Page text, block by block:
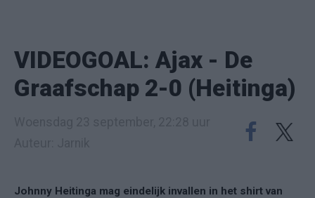
VIDEOGOAL: Ajax - De
Graafschap 2-0 (Heitinga)
Johnny Heitinga mag eindelijk invallen in het shirt van